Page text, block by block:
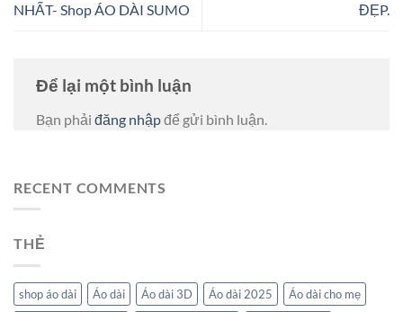
NHẤT- Shop ÁO DÀI SUMO
ĐẸP.
Để lại một bình luận
Bạn phải đăng nhậpđể gửi bình luận.
RECENT COMMENTS
THẺ
shop áo dài Áo dài Áo dài 3D Áo dài 2025 Áo dài cho mẹ